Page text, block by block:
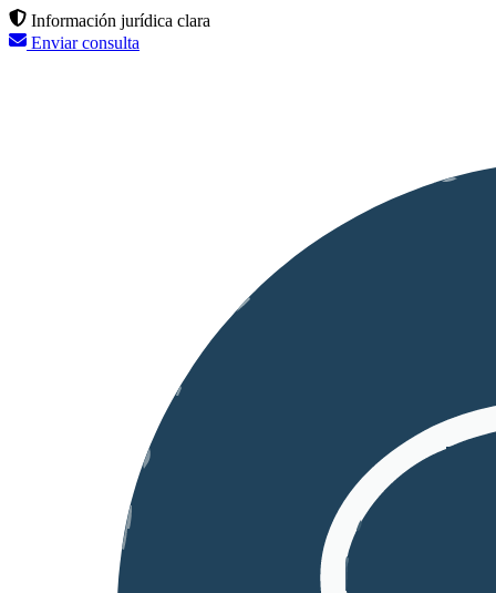
Información jurídica clara
Enviar consulta